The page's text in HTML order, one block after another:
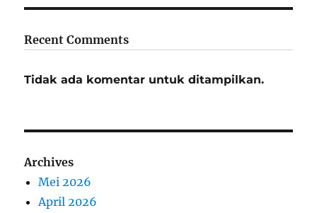
Recent Comments
Tidak ada komentar untuk ditampilkan.
Archives
Mei 2026
April 2026